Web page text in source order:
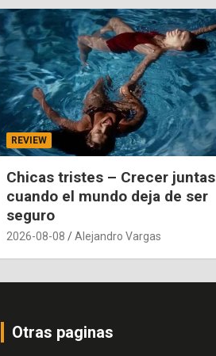
REVIEW
Chicas tristes – Crecer juntas
cuando el mundo deja de ser
seguro
2026-08-08 Alejandro Vargas
Otras paginas